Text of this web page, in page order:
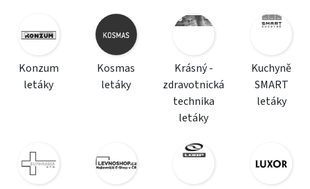
Konzum
letáky
Kosmas
letáky
Krásný -
zdravotnická
technika
letáky
Kuchyně
SMART
letáky